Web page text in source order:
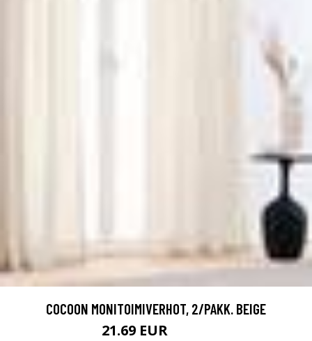
COCOON MONITOIMIVERHOT, 2/PAKK. BEIGE
21.69 EUR